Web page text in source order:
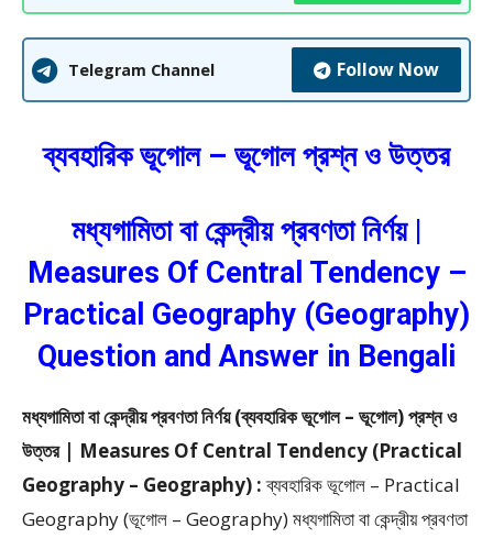
Telegram Channel Follow Now
ব্যবহারিক ভূগোল – ভূগোল প্রশ্ন ও উত্তর
মধ্যগামিতা বা কেন্দ্রীয় প্রবণতা নির্ণয় |
Measures Of Central Tendency –
Practical Geography (Geography)
Question and Answer in Bengali
মধ্যগামিতা বা কেন্দ্রীয় প্রবণতা নির্ণয় (ব্যবহারিক ভূগোল – ভূগোল) প্রশ্ন ও
উত্তর | Measures Of Central Tendency (Practical
Geography – Geography) :ব্যবহারিক ভূগোল – Practical
Geography (ভূগোল – Geography) মধ্যগামিতা বা কেন্দ্রীয় প্রবণতা